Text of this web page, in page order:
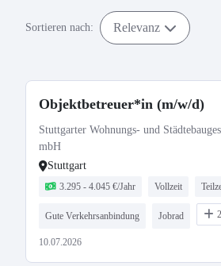
Sortieren nach: Relevanz
Objektbetreuer*in (m/w/d)
Stuttgarter Wohnungs- und
mbH
Stuttgart
3.295 - 4.045 €/Jahr Vollzeit
Gute Verkehrsanbindung Jobrad 2
10.07.2026